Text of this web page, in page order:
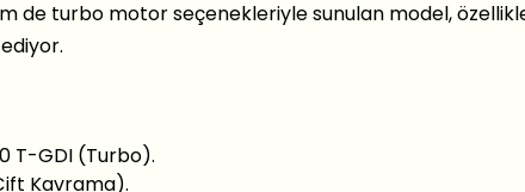
de turbo motor seçenekleriyle sunulan model,
T-GDI (Turbo).
Kavrama).